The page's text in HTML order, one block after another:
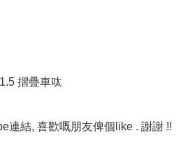
摺疊車呔
連結, 喜歡嘅朋友俾個like . 謝謝 !!